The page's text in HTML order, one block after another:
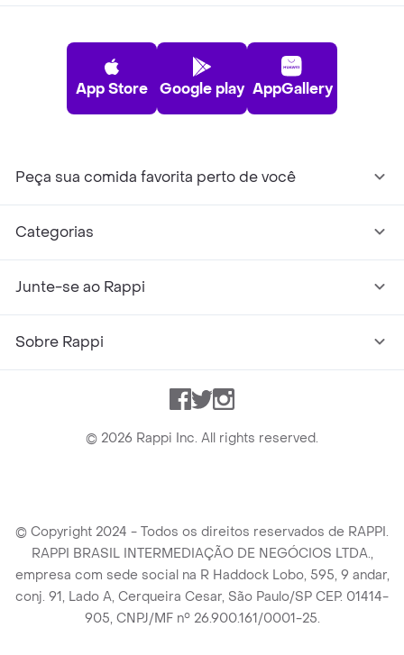
App Store Google play AppGallery
Peça sua comida favorita perto de você
Categorias
Junte-se ao Rappi
Sobre Rappi
Facebook
TwitterInstagram
© 2026 Rappi Inc. All rights reserved.
© Copyright 2024 - Todos os direitos reservados de RAPPI.
RAPPI BRASIL INTERMEDIAÇÃO DE NEGÓCIOS LTDA.,
empresa com sede social na R Haddock Lobo, 595, 9 andar,
conj. 91, Lado A, Cerqueira Cesar, São Paulo/SP CEP. 01414-
905, CNPJ/MF n° 26.900.161/0001-25.